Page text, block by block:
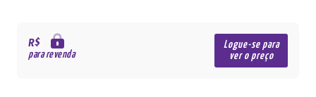
R$
para revenda
Logue-se para
ver o preço